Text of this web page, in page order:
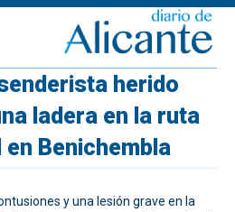
herido
ladera en la ruta
en Benichembla
y una lesión grave en la